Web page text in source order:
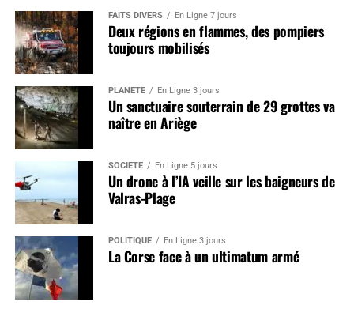
FAITS DIVERS En Ligne 7 jours
Deux régions en flammes, des pompiers
toujours mobilisés
PLANÈTE En Ligne 3 jours
Un sanctuaire souterrain de 29 grottes va
naître en Ariège
SOCIÉTÉ En Ligne 5 jours
Un drone à l’IA veille sur les baigneurs de
Valras-Plage
POLITIQUE En Ligne 3 jours
La Corse face à un ultimatum armé